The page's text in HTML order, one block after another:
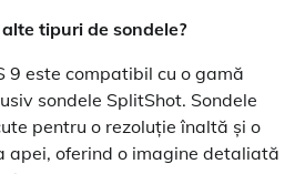
tipuri de sondele?
9 este compatibil cu o gamă
sondele SplitShot. Sondele
pentru o rezoluție înaltă și o
apei, oferind o imagine detaliată